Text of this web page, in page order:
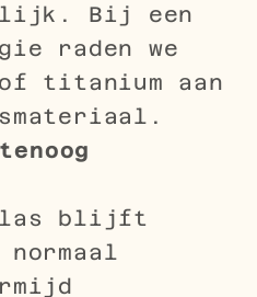
Bij een
raden we
titanium aan
blijft